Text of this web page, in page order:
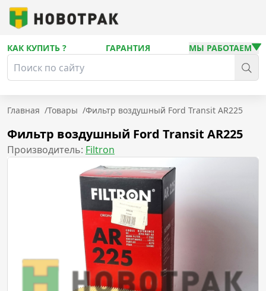
КАК КУПИТЬ ? ГАРАНТИЯ МЫ РАБОТАЕМ
Главная /Товары /Фильтр воздушный Ford Transit AR225
Фильтр воздушный Ford Transit AR225
Производитель: Filtron